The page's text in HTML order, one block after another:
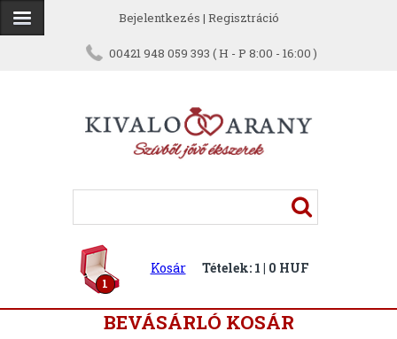
Bejelentkezés | Regisztráció
00421 948 059 393 ( H - P 8:00 - 16:00 )
1
Kosár Tételek: 1 | 0 HUF
BEVÁSÁRLÓ KOSÁR